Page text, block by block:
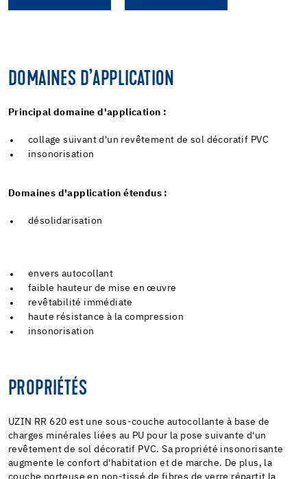
DOMAINES D’APPLICATION
Principal domaine d'application :
collage suivant d'un revêtement de sol décoratif PVC
insonorisation
Domaines d'application étendus :
désolidarisation
envers autocollant
faible hauteur de mise en œuvre
revêtabilité immédiate
haute résistance à la compression
insonorisation
PROPRIÉTÉS
UZIN RR 620 est une sous-couche autocollante à base de
charges minérales liées au PU pour la pose suivante d'un
revêtement de sol décoratif PVC. Sa propriété insonorisante
augmente le confort d'habitation et de marche. De plus, la
couche porteuse en non-tissé de fibres de verre répartit la